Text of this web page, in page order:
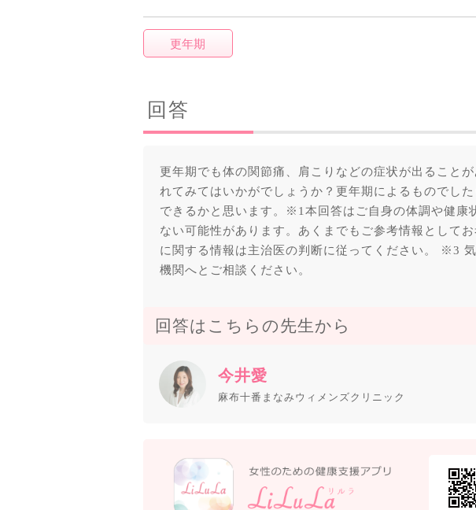
更年期
回答
更年期でも体の関節痛、肩こりなどの症状が出ること
れてみてはいかがでしょうか？更年期によるものでし
できるかと思います。※1本回答はご自身の体調や健康
ない可能性があります。あくまでもご参考情報として
に関する情報は主治医の判断に従ってください。 ※3
機関へとご相談ください。
回答はこちらの先生から
今井愛
麻布十番まなみウィメンズクリニック